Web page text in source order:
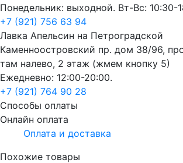
Понедельник: выходной. Вт-Вс: 10:30-
+7 (921) 756 63 94
Лавка Апельсин на Петроградской
Каменноостровский пр. дом 38/96,
там налево, 2 этаж (жмем кнопку 5)
Ежедневно: 12:00-20:00.
+7 (921) 764 90 28
Способы оплаты
Онлайн оплата
Оплата и доставка
Похожие товары